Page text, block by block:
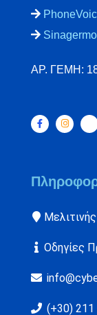
ΑΡ. ΓΕΜΗ:
Οδηγίες
(+30)